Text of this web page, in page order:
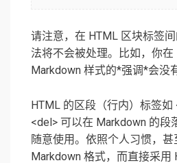
请注意，在 HTML 区块标签
法将不会被处理。比如，你在
Markdown 样式的*强调*会没
HTML 的区段（行内）标签如
<del> 可以在 Markdown 的段
随意使用。依照个人习惯，甚
Markdown 格式，而直接采用